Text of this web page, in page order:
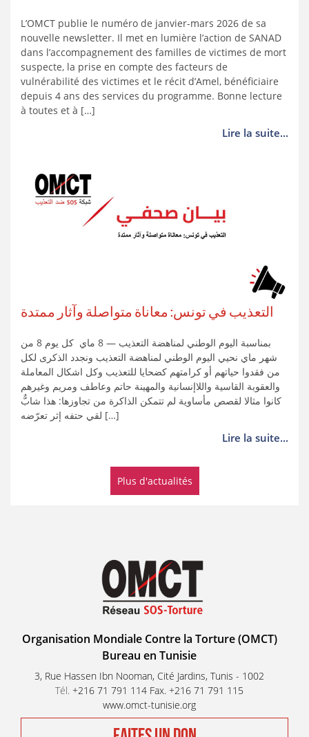
L’OMCT publie le numéro de janvier-mars 2026 de sa
nouvelle newsletter. Il met en lumière l’action de SANAD
dans l’accompagnement des familles de victimes de mort
suspecte, la prise en compte des facteurs de
vulnérabilité des victimes et le récit d’Amel, bénéficiaire
depuis 4 ans des services du programme. Bonne lecture
à toutes et à […]
Lire la suite...
التعذيب في تونس: معاناة متواصلة وآثار ممتدة
بمناسبة اليوم الوطني لمناهضة التعذيب — 8 ماي كل يوم 8 من
شهر ماي نحيي اليوم الوطني لمناهضة التعذيب ونجدد الذكرى لكل
من فقدوا حياتهم أو كرامتهم كضحايا للتعذيب وكل اشكال المعاملة
والعقوبة القاسية واللاإنسانية والمهينة حاتم وعاطف ومريم وغيرهم
كانوا مثالا لقصص مأساوية لم تتمكن الذاكرة من تجاوزها: هذا شابٌّ
لقي حتفه إثر تعرّضه […]
Lire la suite...
Plus d'actualités
Organisation Mondiale Contre la Torture (OMCT)
Bureau en Tunisie
3, Rue Hassen Ibn Nooman, Cité Jardins, Tunis - 1002
Tél. +216 71 791 114 Fax. +216 71 791 115
www.omct-tunisie.org